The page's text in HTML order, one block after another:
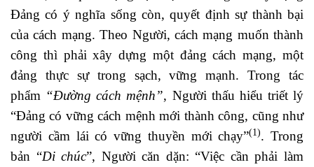
Đảng có ý nghĩa sống còn, quyết định sự thành bại
của cách mạng. Theo Người, cách mạng muốn thành
công thì phải xây dựng một đảng cách mạng, một
đảng thực sự trong sạch, vững mạnh. Trong tác
phẩm “Đường cách mệnh”, Người thấu hiểu triết lý
“Đảng có vững cách mệnh mới thành công, cũng như
người cầm lái có vững thuyền mới chạy”(1). Trong
bản “Di chúc”, Người căn dặn: “Việc cần phải làm